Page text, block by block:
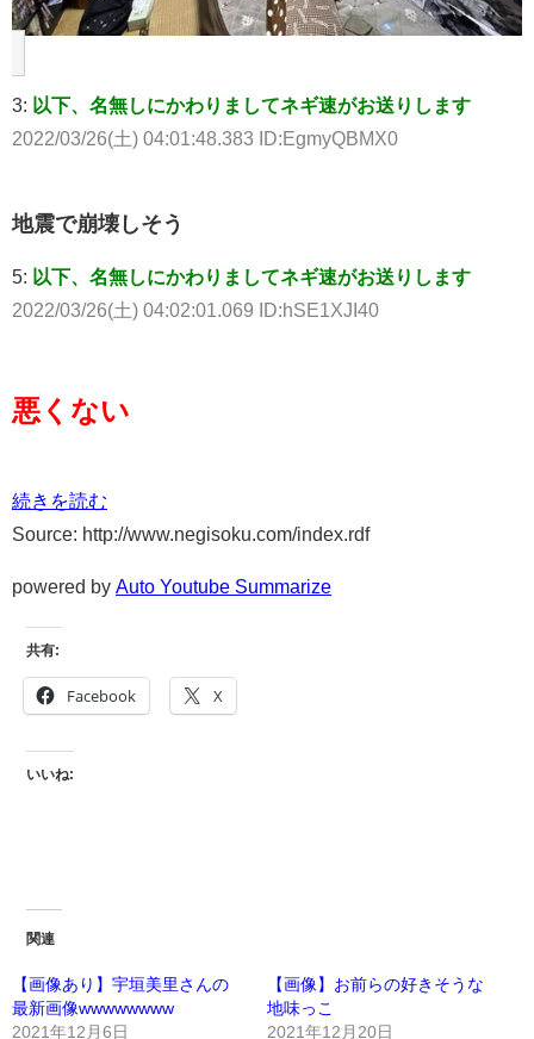
3: 以下、名無しにかわりましてネギ速がお送りします
2022/03/26(土) 04:01:48.383 ID:EgmyQBMX0
地震で崩壊しそう
5: 以下、名無しにかわりましてネギ速がお送りします
2022/03/26(土) 04:02:01.069 ID:hSE1XJI40
悪くない
続きを読む
Source: http://www.negisoku.com/index.rdf
powered by Auto Youtube Summarize
共有:
Facebook X
いいね:
関連
【画像あり】宇垣美里さんの
最新画像wwwwwwww
2021年12月6日
【画像】お前らの好きそうな
地味っこ
2021年12月20日